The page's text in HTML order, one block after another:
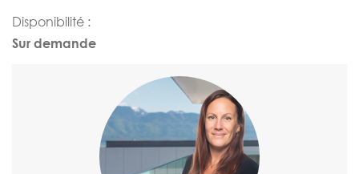
Disponibilité :
Sur demande